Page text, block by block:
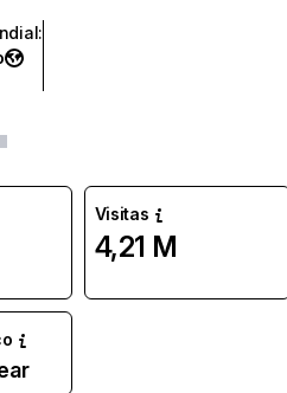
:
Visitas
4,21 M